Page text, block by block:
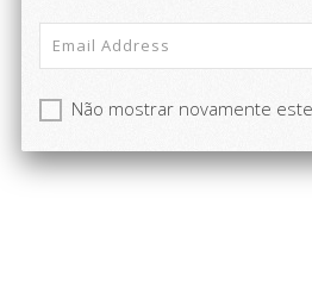
Não mostrar novamente